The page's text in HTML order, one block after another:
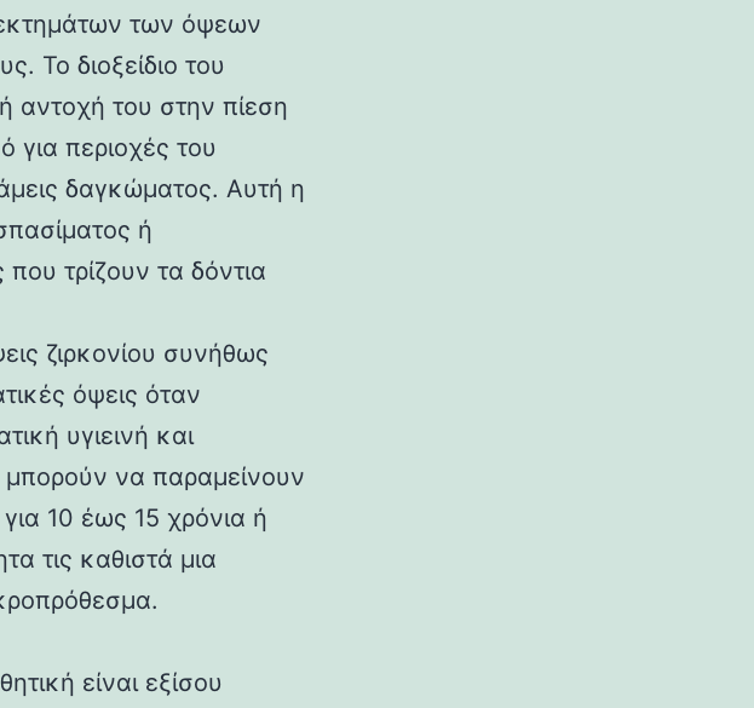
των όψεων
Το διοξείδιο του
αντοχή του στην πίεση
για περιοχές του
δαγκώματος. Αυτή η
ή
τρίζουν τα δόντια
ζιρκονίου συνήθως
όψεις όταν
υγιεινή και
μπορούν να παραμείνουν
10 έως 15 χρόνια ή
τις καθιστά μια
είναι εξίσου